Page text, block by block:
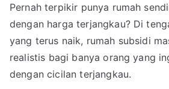
Rumah
Subsidi
Bandung
Ready
Stock,
Jangan
Pernah terpikir punya rumah
dengan harga terjangkau? Di
yang terus naik, rumah subsidi
realistis bagi banya orang yang
dengan cicilan terjangkau.